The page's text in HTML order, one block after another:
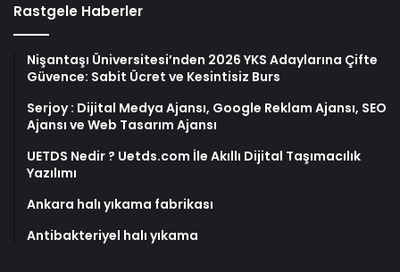
Rastgele Haberler
Nişantaşı Üniversitesi’nden 2026 YKS Adaylarına Çifte
Güvence: Sabit Ücret ve Kesintisiz Burs
Serjoy : Dijital Medya Ajansı, Google Reklam Ajansı, SEO
Ajansı ve Web Tasarım Ajansı
UETDS Nedir ? Uetds.com İle Akıllı Dijital Taşımacılık
Yazılımı
Ankara halı yıkama fabrikası
Antibakteriyel halı yıkama